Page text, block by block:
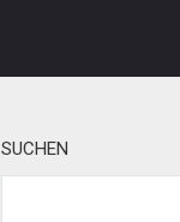
SUCHEN